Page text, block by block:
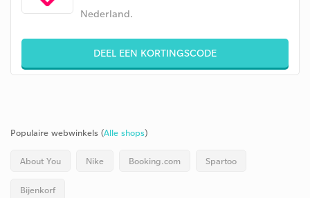
Nederland.
DEEL EEN KORTINGSCODE
Populaire webwinkels (Alle shops)
About You Nike Booking.com Spartoo
Bijenkorf